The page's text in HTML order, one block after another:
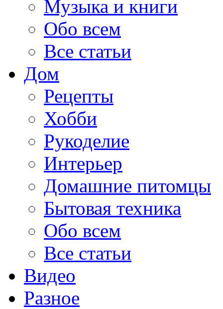
Музыка и книги
Обо всем
Все статьи
Дом
Рецепты
Хобби
Рукоделие
Интерьер
Домашние питомцы
Бытовая техника
Обо всем
Все статьи
Видео
Разное